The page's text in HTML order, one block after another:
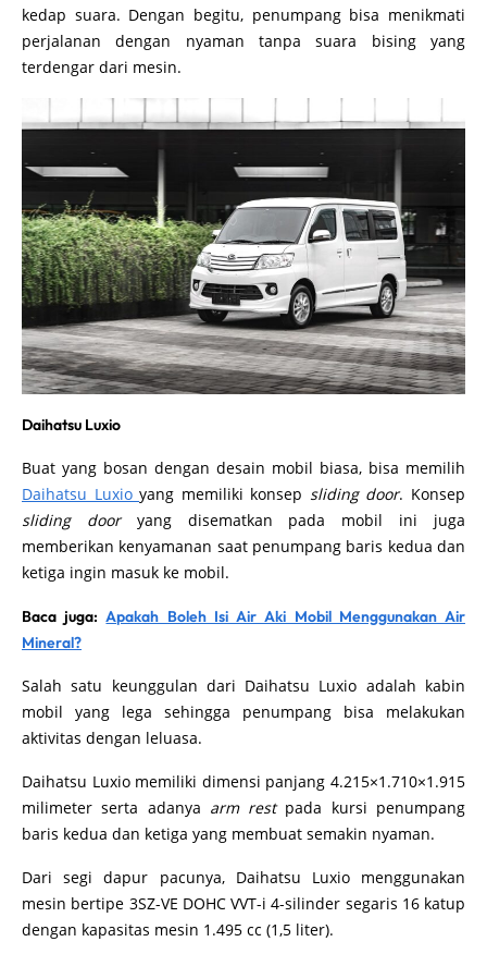
kedap suara. Dengan begitu, penumpang bisa menikmati
perjalanan dengan nyaman tanpa suara bising yang
terdengar dari mesin.
Daihatsu Luxio
Buat yang bosan dengan desain mobil biasa, bisa memilih
Daihatsu Luxioyang memiliki konsep sliding door. Konsep
sliding dooryang disematkan pada mobil ini juga
memberikan kenyamanan saat penumpang baris kedua dan
ketiga ingin masuk ke mobil.
Baca juga:Apakah Boleh Isi Air Aki Mobil Menggunakan Air
Mineral?
Salah satu keunggulan dari Daihatsu Luxio adalah kabin
mobil yang lega sehingga penumpang bisa melakukan
aktivitas dengan leluasa.
Daihatsu Luxio memiliki dimensi panjang 4.215×1.710×1.915
milimeter serta adanya arm restpada kursi penumpang
baris kedua dan ketiga yang membuat semakin nyaman.
Dari segi dapur pacunya, Daihatsu Luxio menggunakan
mesin bertipe 3SZ-VE DOHC VVT-i 4-silinder segaris 16 katup
dengan kapasitas mesin 1.495 cc (1,5 liter).